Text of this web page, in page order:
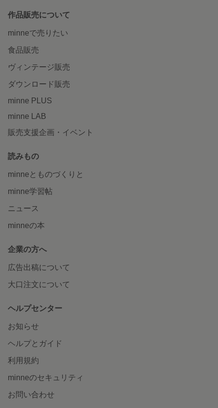
作品販売について
minneで売りたい
食品販売
ヴィンテージ販売
ダウンロード販売
minne PLUS
minne LAB
販売支援企画・イベント
読みもの
minneとものづくりと
minne学習帖
ニュース
minneの本
企業の方へ
広告出稿について
大口注文について
ヘルプセンター
お知らせ
ヘルプとガイド
利用規約
minneのセキュリティ
お問い合わせ